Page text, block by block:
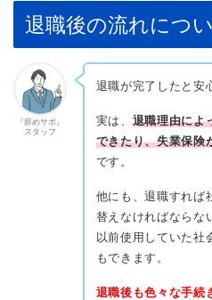
退職後の流れにつ
『辞めサポ』
スタッフ
退職が完了したと安
実は、 退職理由によ
できたり、失業保険
です。
他にも、退職すれば
替えなければならな
以前使用していた社
もできます。
退職後も色々な手続